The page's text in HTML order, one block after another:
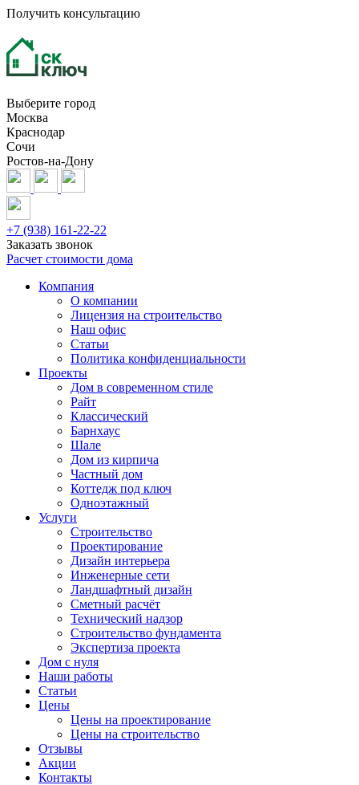
Получить консультацию
Выберите город
Москва
Краснодар
Сочи
Ростов-на-Дону
+7 (938) 161-22-22
Заказать звонок
Расчет стоимости дома
Компания
О компании
Лицензия на строительство
Наш офис
Статьи
Политика конфиденциальности
Проекты
Дом в современном стиле
Райт
Классический
Барнхаус
Шале
Дом из кирпича
Частный дом
Коттедж под ключ
Одноэтажный
Услуги
Строительство
Проектирование
Дизайн интерьера
Инженерные сети
Ландшафтный дизайн
Сметный расчёт
Технический надзор
Строительство фундамента
Экспертиза проекта
Дом с нуля
Наши работы
Статьи
Цены
Цены на проектирование
Цены на строительство
Отзывы
Акции
Контакты